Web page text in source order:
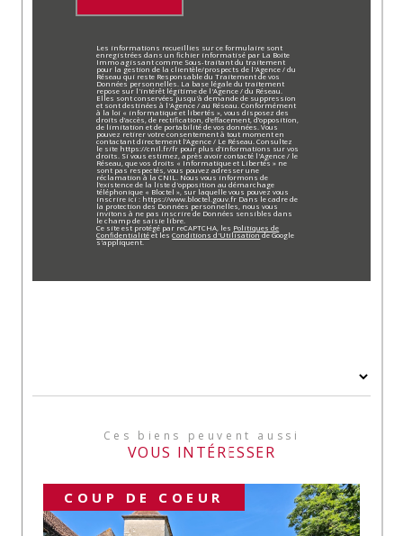
Les informations recueillies sur ce formulaire sont
enregistrées dans un fichier informatisé par La Boite
Immo agissant comme Sous-traitant du traitement
pour la gestion de la clientèle/prospects de l'Agence / du
Réseau qui reste Responsable du Traitement de vos
Données personnelles. La base légale du traitement
repose sur l'intérêt légitime de l'Agence / du Réseau.
Elles sont conservées jusqu'à demande de suppression
et sont destinées à l'Agence / au Réseau. Conformément
à la loi « informatique et libertés », vous disposez des
droits d’accès, de rectification, d’effacement, d’opposition,
de limitation et de portabilité de vos données. Vous
pouvez retirer votre consentement à tout moment en
contactant directement l’Agence / Le Réseau. Consultez
le site https://cnil.fr/fr pour plus d’informations sur vos
droits. Si vous estimez, après avoir contacté l'Agence / le
Réseau, que vos droits « Informatique et Libertés » ne
sont pas respectés, vous pouvez adresser une
réclamation à la CNIL. Nous vous informons de
l’existence de la liste d'opposition au démarchage
téléphonique « Bloctel », sur laquelle vous pouvez vous
inscrire ici : https://www.bloctel.gouv.fr Dans le cadre de
la protection des Données personnelles, nous vous
invitons à ne pas inscrire de Données sensibles dans
le champ de saisie libre.
Ce site est protégé par reCAPTCHA, les Politiques de
Confidentialité et lesConditions d'Utilisationde Google
s'appliquent.
Ces biens peuvent aussi
VOUS INTÉRESSER
COUP DE COEUR